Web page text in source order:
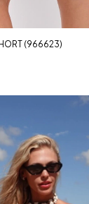
(966623)